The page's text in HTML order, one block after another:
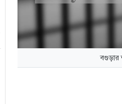
বগুড়ার